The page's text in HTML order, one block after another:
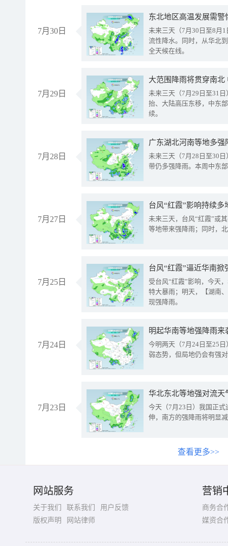
7月30日
东北地区高温发展需
未来三天（7月30日至8月
流性降水。同时，从华北
全天候在线。
7月29日
大范围降雨将贯穿南
未来三天（7月29日至31
抬、大陆高压东移，中东
续。
7月28日
广东湖北河南等地多
未来三天（7月28日至30
带仍多强降雨。本周中东
7月27日
台风“红霞”影响持续
未来三天，台风“红霞”或
等地带来强降雨；同时，
7月25日
台风“红霞”逼近华南
受台风“红霞”影响，今天
特大暴雨；明天，【湖南
现强降雨。
7月24日
明起华南等地强降雨
今明两天（7月24日至25
弱态势，但局地仍会有强
7月23日
华北东北等地强对流天
今天（7月23日）我国正
伸，南方的强降雨将明显
查看更多>>
网站服务
关于我们 联系我们
用户反馈
版权声明
网站律师
营销
商务合
媒资合